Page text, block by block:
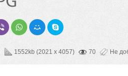
1552kb (2021 x 4057) 70 Не